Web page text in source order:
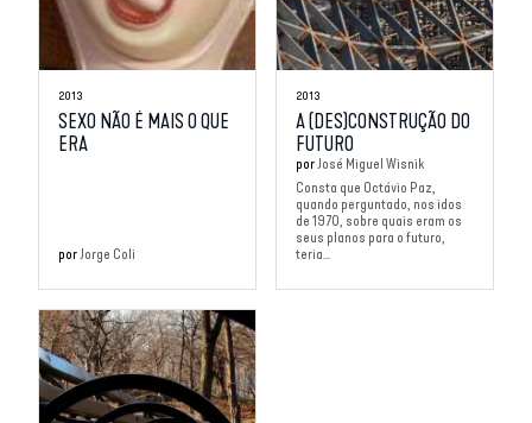
2013
SEXO NÃO É MAIS O QUE
ERA
por Jorge Coli
2013
A (DES)CONSTRUÇÃO DO
FUTURO
por José Miguel Wisnik
Consta que Octávio Paz,
quando perguntado, nos idos
de 1970, sobre quais eram os
seus planos para o futuro,
teria...